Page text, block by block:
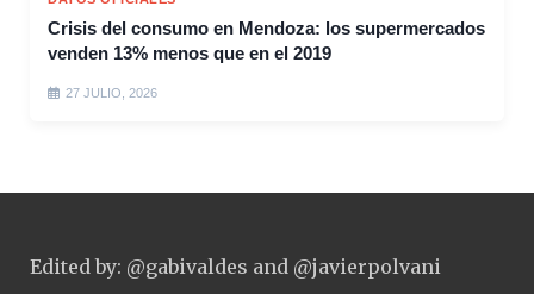
Crisis del consumo en Mendoza: los supermercados
venden 13% menos que en el 2019
27 JULIO, 2026
Edited by: @gabivaldes and @javierpolvani